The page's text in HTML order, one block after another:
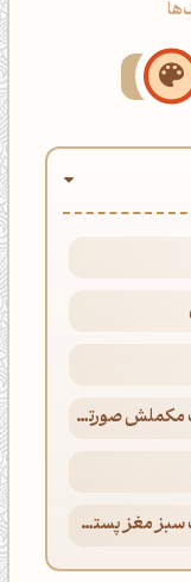
مقایسه رنگ سبزآبی پاستلی و رنگ مکملش صورتی بنفش
مقایسه رنگ سبزآبی پاستلی و رنگ سبز مغز پسته‌ای روشن